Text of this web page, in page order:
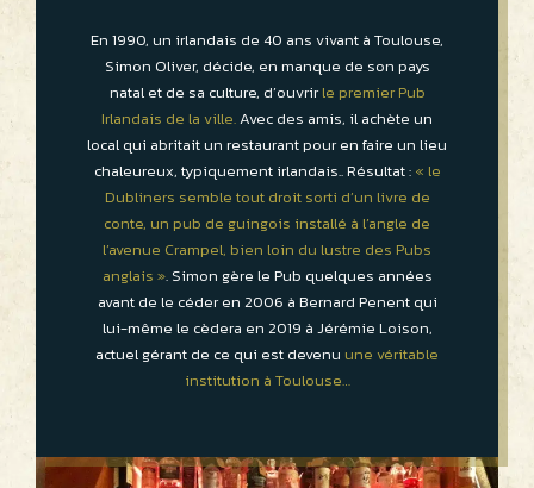
En 1990, un irlandais de 40 ans vivant à Toulouse,
Simon Oliver, décide, en manque de son pays
natal et de sa culture, d’ouvrirle premier Pub
Irlandais de la ville.Avec des amis, il achète un
local qui abritait un restaurant pour en faire un lieu
chaleureux, typiquement irlandais.. Résultat : « le
Dubliners semble tout droit sorti d’un livre de
conte, un pub de guingois installé à l’angle de
l’avenue Crampel, bien loin du lustre des Pubs
anglais ». Simon gère le Pub quelques années
avant de le céder en 2006 à Bernard Penent qui
lui-même le cèdera en 2019 à Jérémie Loison,
actuel gérant de ce qui est devenu une véritable
institution à Toulouse…